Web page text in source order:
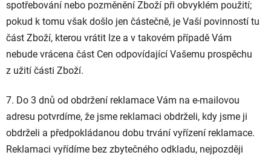
spotřebování nebo pozměnění Zboží při obvyklém použití;
pokud k tomu však došlo jen částečně, je Vaší povinností tu
část Zboží, kterou vrátit lze a v takovém případě Vám
nebude vrácena část Cen odpovídající Vašemu prospěchu
z užití části Zboží.
7. Do 3 dnů od obdržení reklamace Vám na e-mailovou
adresu potvrdíme, že jsme reklamaci obdrželi, kdy jsme ji
obdrželi a předpokládanou dobu trvání vyřízení reklamace.
Reklamaci vyřídíme bez zbytečného odkladu, nejpozději